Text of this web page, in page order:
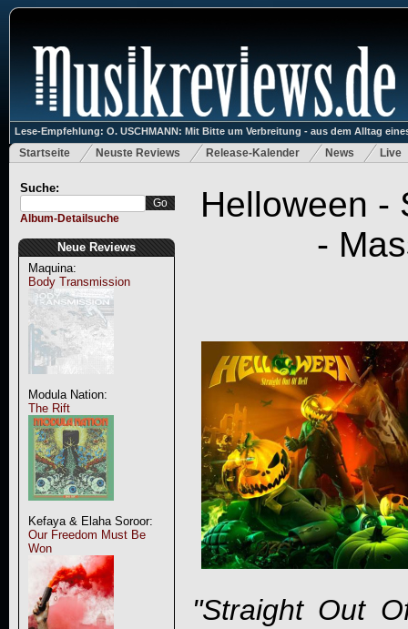
Lese-Empfehlung: O. USCHMANN: Mit Bitte um Verbreitung - aus dem Alltag
Startseite Neuste Reviews Release-Kalender News Live
Suche:
Album-Detailsuche
Neue Reviews
Maquina:
Body Transmission
Modula Nation:
The Rift
Kefaya & Elaha Soroor:
Our Freedom Must Be
Won
Helloween -
-
"Straight Out